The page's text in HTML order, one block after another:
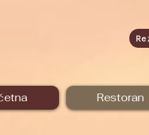
Restoran